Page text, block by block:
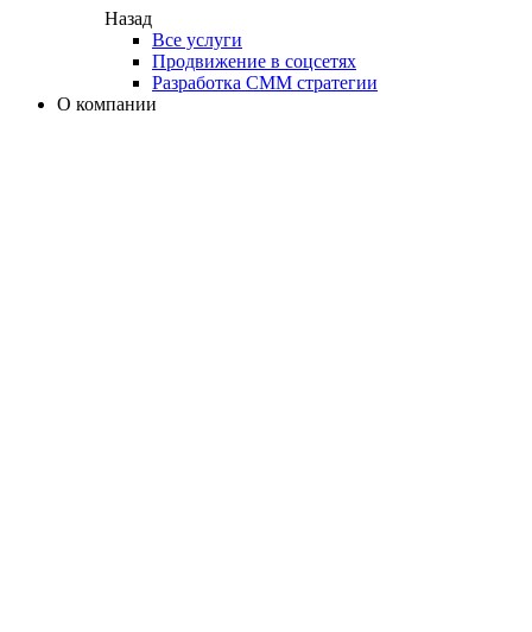
Назад
Все услуги
Продвижение в соцсетях
Разработка СММ стратегии
О компании